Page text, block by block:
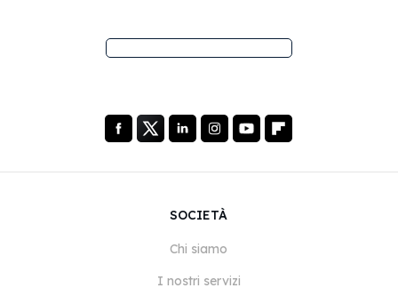
SOCIETÀ
Chi siamo
I nostri servizi